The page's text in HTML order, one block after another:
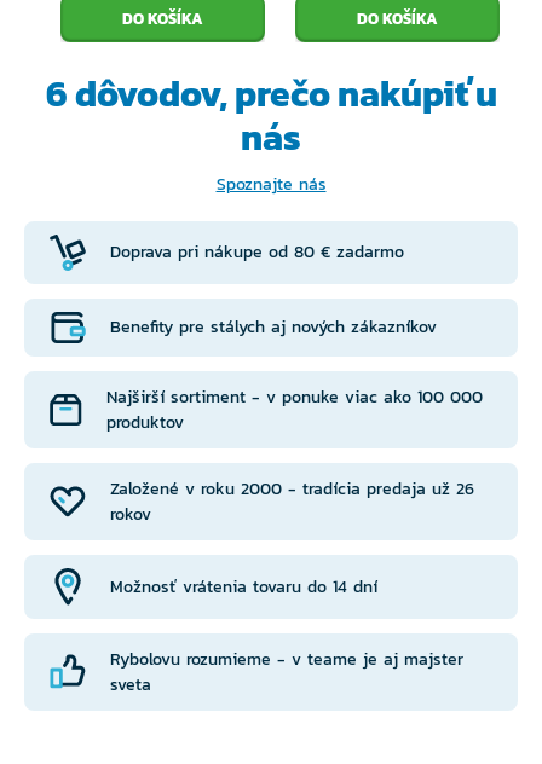
6 dôvodov, prečonakúpiť u
nás
Spoznajte nás
Doprava pri nákupe od 80 € zadarmo
Založené v roku 2000 - tradícia predaja už 26
rokov
Benefity pre stálych aj nových zákazníkov
Možnosť vrátenia tovaru do 14 dní
Najširší sortiment - v ponuke viac ako 100 000
produktov
Rybolovu rozumieme - v teame je aj majster
sveta